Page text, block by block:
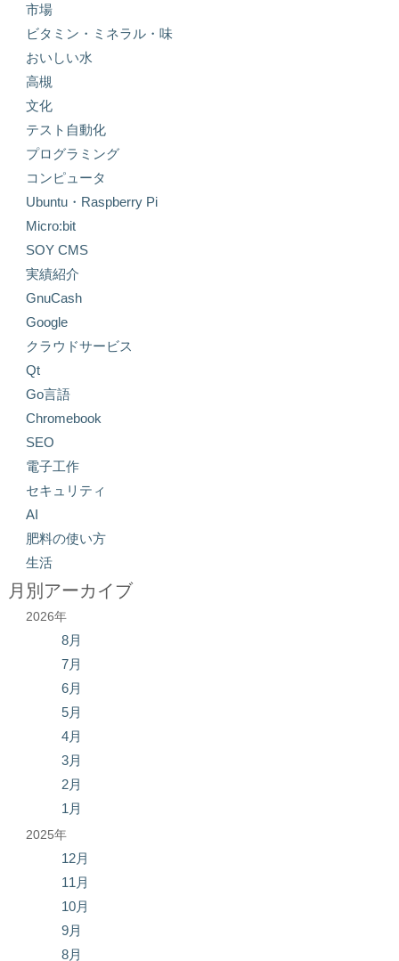
市場
ビタミン・ミネラル・味
おいしい水
高槻
文化
テスト自動化
プログラミング
コンピュータ
Ubuntu・Raspberry Pi
Micro:bit
SOY CMS
実績紹介
GnuCash
Google
クラウドサービス
Qt
Go言語
Chromebook
SEO
電子工作
セキュリティ
AI
肥料の使い方
生活
月別アーカイブ
2026年
8月
7月
6月
5月
4月
3月
2月
1月
2025年
12月
11月
10月
9月
8月